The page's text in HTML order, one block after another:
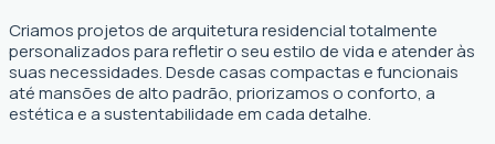
Criamos projetos de arquitetura residencial totalmente
personalizados para refletir o seu estilo de vida e atender às
suas necessidades. Desde casas compactas e funcionais
até mansões de alto padrão, priorizamos o conforto, a
estética e a sustentabilidade em cada detalhe.